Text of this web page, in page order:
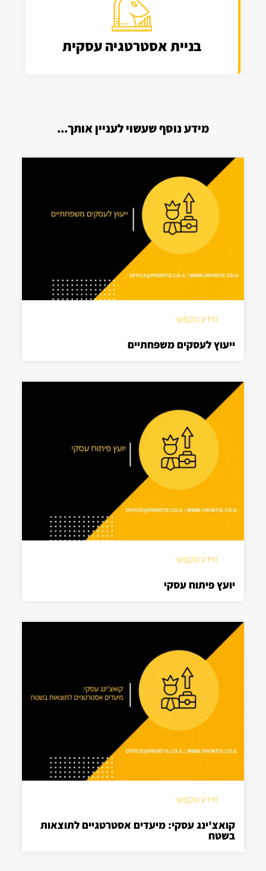
בניית אסטרטגיה עסקית
מידע נוסף שעשוי לעניין אותך...
מידע מקצועי
ייעוץ לעסקים משפחתיים
מידע מקצועי
יועץ פיתוח עסקי
מידע מקצועי
קואצ'ינג עסקי: מיעדים אסטרטגיים לתוצאות
בשטח